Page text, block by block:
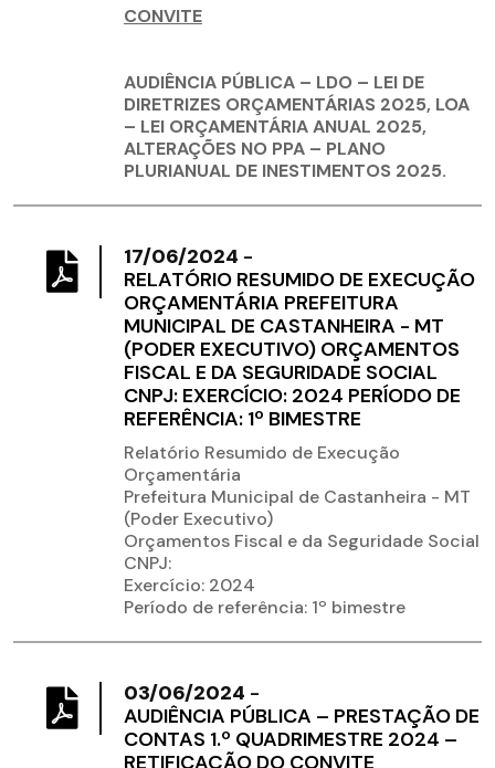
CONVITE
AUDIÊNCIA PÚBLICA – LDO – LEI DE
DIRETRIZES ORÇAMENTÁRIAS 2025, LOA
– LEI ORÇAMENTÁRIA ANUAL 2025,
ALTERAÇÕES NO PPA – PLANO
PLURIANUAL DE INESTIMENTOS 2025.
17/06/2024 -
RELATÓRIO RESUMIDO DE EXECUÇÃO
ORÇAMENTÁRIA PREFEITURA
MUNICIPAL DE CASTANHEIRA - MT
(PODER EXECUTIVO) ORÇAMENTOS
FISCAL E DA SEGURIDADE SOCIAL
CNPJ: EXERCÍCIO: 2024 PERÍODO DE
REFERÊNCIA: 1º BIMESTRE
Relatório Resumido de Execução
Orçamentária
Prefeitura Municipal de Castanheira - MT
(Poder Executivo)
Orçamentos Fiscal e da Seguridade Social
CNPJ:
Exercício: 2024
Período de referência: 1º bimestre
03/06/2024 -
AUDIÊNCIA PÚBLICA – PRESTAÇÃO DE
CONTAS 1.º QUADRIMESTRE 2024 –